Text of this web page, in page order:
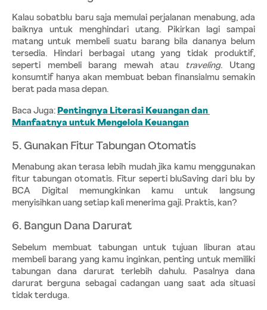
Kalau sobatblu baru saja memulai perjalanan menabung, ada
baiknya untuk menghindari utang. Pikirkan lagi sampai
matang untuk membeli suatu barang bila dananya belum
tersedia. Hindari berbagai utang yang tidak produktif,
seperti membeli barang mewah atau traveling. Utang
konsumtif hanya akan membuat beban finansialmu semakin
berat pada masa depan.
Baca Juga:Pentingnya Literasi Keuangan dan
Manfaatnya untuk Mengelola Keuangan
5. Gunakan Fitur Tabungan Otomatis
Menabung akan terasa lebih mudah jika kamu menggunakan
fitur tabungan otomatis. Fitur seperti bluSaving dari blu by
BCA Digital memungkinkan kamu untuk langsung
menyisihkan uang setiap kali menerima gaji. Praktis, kan?
6. Bangun Dana Darurat
Sebelum membuat tabungan untuk tujuan liburan atau
membeli barang yang kamu inginkan, penting untuk memiliki
tabungan dana darurat terlebih dahulu. Pasalnya dana
darurat berguna sebagai cadangan uang saat ada situasi
tidak terduga.